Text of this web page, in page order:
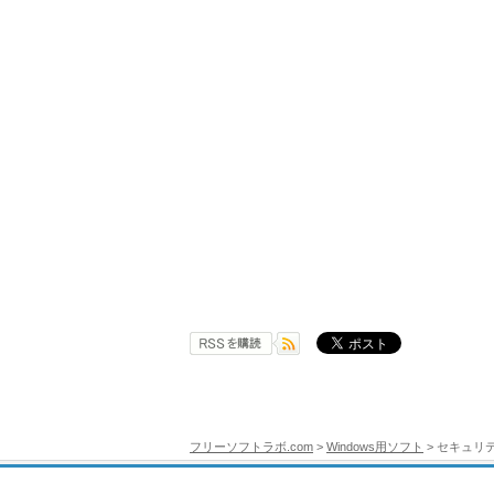
フリーソフトラボ.com > Windows用ソフト > セキュリ